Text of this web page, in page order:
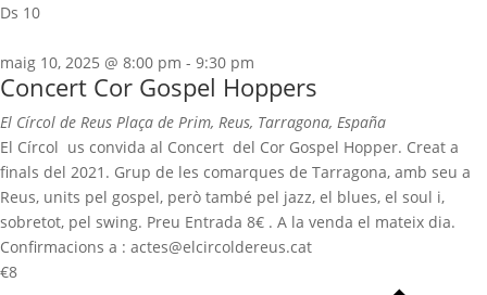
Ds 10
maig 10, 2025 @ 8:00 pm - 9:30 pm
Concert Cor Gospel Hoppers
El Círcol de Reus Plaça de Prim, Reus, Tarragona, España
El Círcol us convida al Concert del Cor Gospel Hopper. Creat a
finals del 2021. Grup de les comarques de Tarragona, amb seu a
Reus, units pel gospel, però també pel jazz, el blues, el soul i,
sobretot, pel swing. Preu Entrada 8€ . A la venda el mateix dia.
Confirmacions a : actes@elcircoldereus.cat
€8